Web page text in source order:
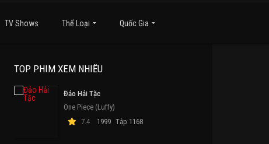
TV Shows Thể Loại Quốc Gia
TOP PHIM XEM NHIỀU
Đảo Hải Tặc
One Piece (Luffy)
7.4
1999 Tập 1168